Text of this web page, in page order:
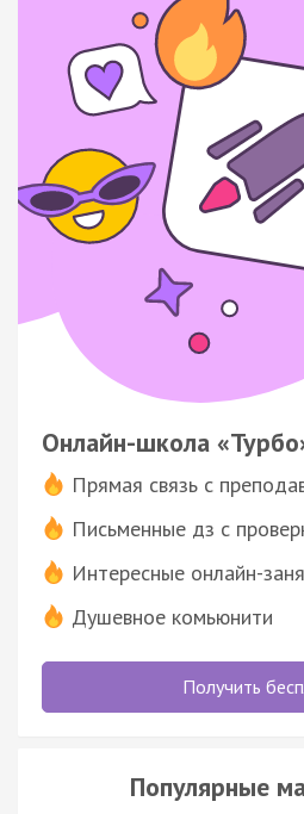
Онлайн-школа
Прямая связь с
Письменные дз с
Интересные онлайн-
Душевное комьюнити
Получить
Популярные